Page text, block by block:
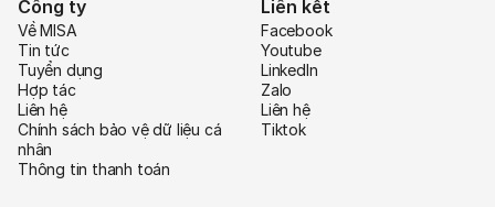
Công ty
Về MISA
Tin tức
Tuyển dụng
Hợp tác
Liên hệ
Chính sách bảo vệ dữ liệu cá
nhân
Thông tin thanh toán
Liên kết
Facebook
Youtube
LinkedIn
Zalo
Liên hệ
Tiktok